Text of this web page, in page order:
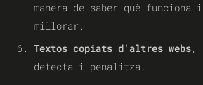
manera de saber què funciona
millorar.
Textos copiats d'altres webs,
detecta i penalitza.